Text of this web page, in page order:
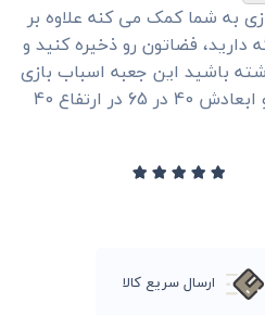
به شما کمک می کنه علاوه بر
دارید، فضاتون رو ذخیره کنید و
باشید این جعبه اسباب بازی
از چوب بادوام ساخته شده و ابعادش 40 در 65 در ارتفاع 40
ارسال سریع کالا